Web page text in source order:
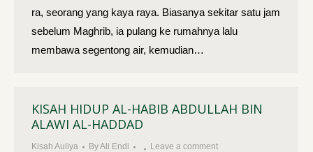
ra, seorang yang kaya raya. Biasanya sekitar satu jam
sebelum Maghrib, ia pulang ke rumahnya lalu
membawa segentong air, kemudian…
KISAH HIDUP AL-HABIB ABDULLAH BIN
ALAWI AL-HADDAD
Kisah Auliya ByAli Endi Leave a comment